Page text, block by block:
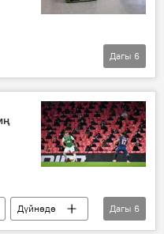
Россиянын Донбассты коргоо боюнча атайын операциясы
курал
Дагы 6
Дүйнөдө
Дагы 6